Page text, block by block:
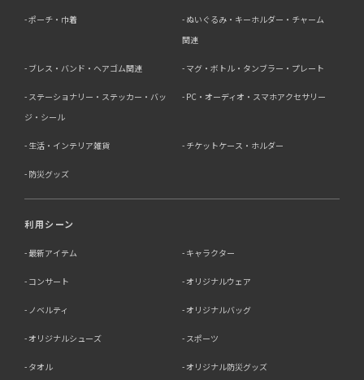
ポーチ・巾着
ぬいぐるみ・キーホルダー・チャーム
関連
ブレス・バンド・ヘアゴム関連 マグ・ボトル・タンブラー・プレート
ステーショナリー・ステッカー・バッ
ジ・シール
PC・オーディオ・スマホアクセサリー
生活・インテリア雑貨 チケットケース・ホルダー
防災グッズ
利用シーン
最新アイテム キャラクター
コンサート オリジナルウェア
ノベルティ オリジナルバッグ
オリジナルシューズ スポーツ
タオル オリジナル防災グッズ